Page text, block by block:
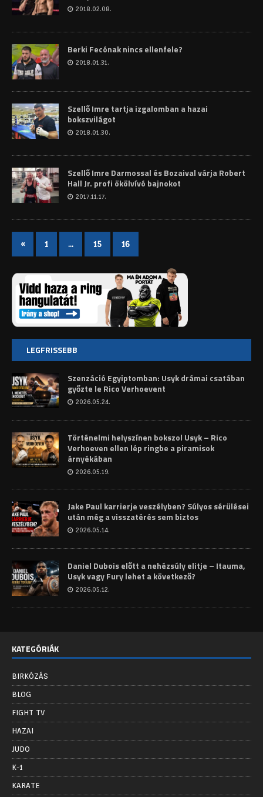
2018.02.08.
Berki Fecónak nincs ellenfele?
2018.01.31.
Szellő Imre tartja izgalomban a hazai
bokszvilágot
2018.01.30.
Szellő Imre Darmossal és Bozaival várja Robert
Hall Jr. profi ökölvívó bajnokot
2017.11.17.
« 1 … 15 16
LEGFRISSEBB
Szenzáció Egyiptomban: Usyk drámai csatában
győzte le Rico Verhoevent
2026.05.24.
Történelmi helyszínen bokszol Usyk – Rico
Verhoeven ellen lép ringbe a piramisok
árnyékában
2026.05.19.
Jake Paul karrierje veszélyben? Súlyos sérülései
után még a visszatérés sem biztos
2026.05.14.
Daniel Dubois előtt a nehézsúly elitje – Itauma,
Usyk vagy Fury lehet a következő?
2026.05.12.
KATEGÓRIÁK
BIRKÓZÁS
BLOG
FIGHT TV
HAZAI
JUDO
K-1
KARATE